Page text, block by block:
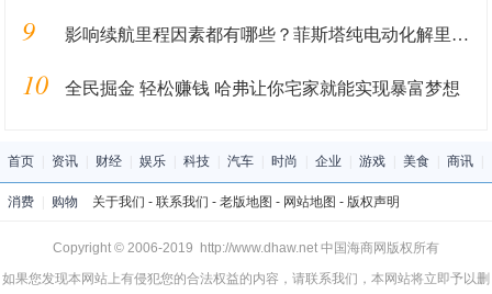
9 影响续航里程因素都有哪些？菲斯塔纯电动化解里程焦虑
10 全民掘金 轻松赚钱 哈弗让你宅家就能实现暴富梦想
首页 资讯 财经 娱乐 科技 汽车 时尚 企业 游戏 美食 商讯
消费 购物 关于我们 - 联系我们 - 老版地图 - 网站地图 - 版权声明
Copyright © 2006-2019 http://www.dhaw.net 中国海商网版权所有
如果您发现本网站上有侵犯您的合法权益的内容，请联系我们，本网站将立即予以删